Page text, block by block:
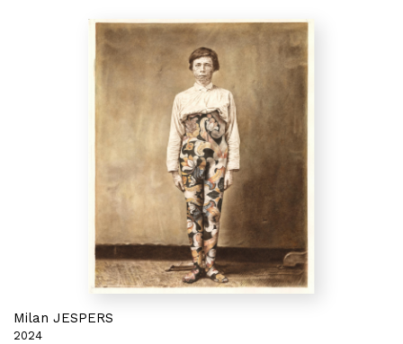
Milan JESPERS
2024